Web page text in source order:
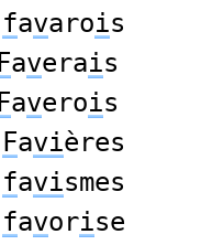
favarois
Faverais
Faverois
Favières
favismes
favorise